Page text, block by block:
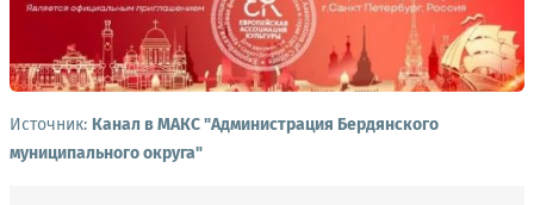
Источник: Канал в МАКС "Администрация Бердянского
муниципального округа"